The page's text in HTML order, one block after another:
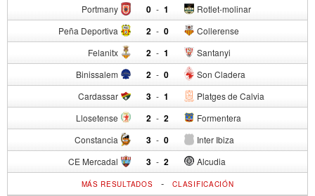
Portmany 0 - Rotlet-molinar
1
Peña Deportiva 2 - Collerense
0
Felanitx 2 - Santanyi
1
Binissalem 2 - Son Cladera
0
Cardassar 3 - Platges de Calvia
1
Llosetense 2 - Formentera
2
Constancia 3 - Inter Ibiza
0
CE Mercadal 3 - Alcudia
2
MÁS RESULTADOS -CLASIFICACIÓN